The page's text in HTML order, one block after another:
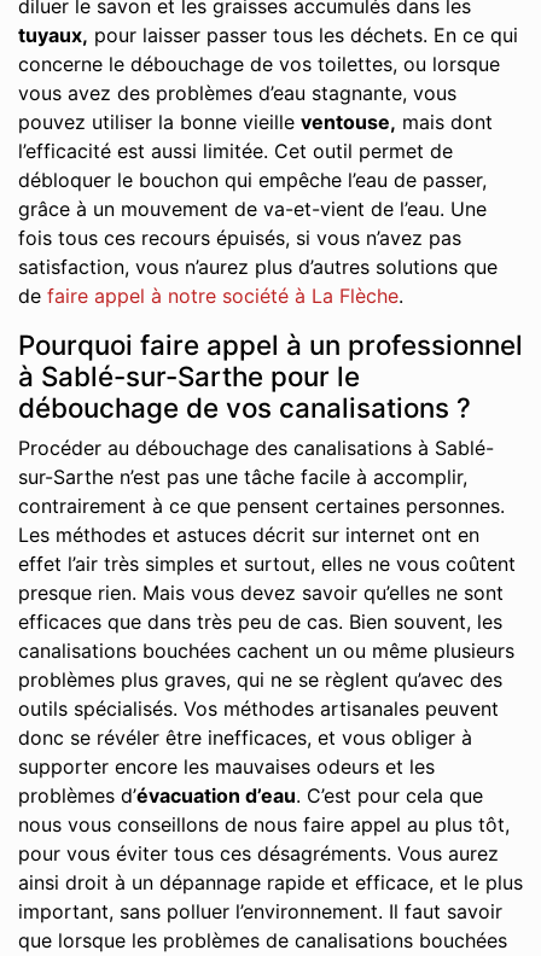
diluer le savon et les graisses accumulés dans les
tuyaux, pour laisser passer tous les déchets. En ce qui
concerne le débouchage de vos toilettes, ou lorsque
vous avez des problèmes d’eau stagnante, vous
pouvez utiliser la bonne vieille ventouse, mais dont
l’efficacité est aussi limitée. Cet outil permet de
débloquer le bouchon qui empêche l’eau de passer,
grâce à un mouvement de va-et-vient de l’eau. Une
fois tous ces recours épuisés, si vous n’avez pas
satisfaction, vous n’aurez plus d’autres solutions que
de faire appel à notre société à La Flèche.
Pourquoi faire appel à un professionnel
à Sablé-sur-Sarthe pour le
débouchage de vos canalisations ?
Procéder au débouchage des canalisations à Sablé-
sur-Sarthe n’est pas une tâche facile à accomplir,
contrairement à ce que pensent certaines personnes.
Les méthodes et astuces décrit sur internet ont en
effet l’air très simples et surtout, elles ne vous coûtent
presque rien. Mais vous devez savoir qu’elles ne sont
efficaces que dans très peu de cas. Bien souvent, les
canalisations bouchées cachent un ou même plusieurs
problèmes plus graves, qui ne se règlent qu’avec des
outils spécialisés. Vos méthodes artisanales peuvent
donc se révéler être inefficaces, et vous obliger à
supporter encore les mauvaises odeurs et les
problèmes d’évacuation d’eau. C’est pour cela que
nous vous conseillons de nous faire appel au plus tôt,
pour vous éviter tous ces désagréments. Vous aurez
ainsi droit à un dépannage rapide et efficace, et le plus
important, sans polluer l’environnement. Il faut savoir
que lorsque les problèmes de canalisations bouchées